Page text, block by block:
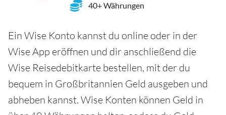
40+ Währungen
Ein Wise Konto kannst du online oder in der
Wise App eröffnen und dir anschließend die
Wise Reisedebitkarte bestellen, mit der du
bequem in Großbritannien Geld ausgeben und
abheben kannst. Wise Konten können Geld in